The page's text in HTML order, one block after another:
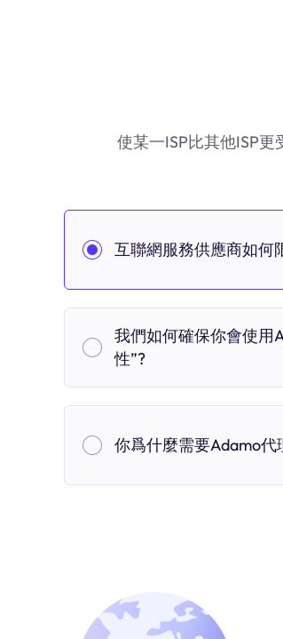
使某一ISP比其他ISP
互聯網服務供應商如何
我們如何確保你會使用
性”?
你爲什麼需要Adamo代